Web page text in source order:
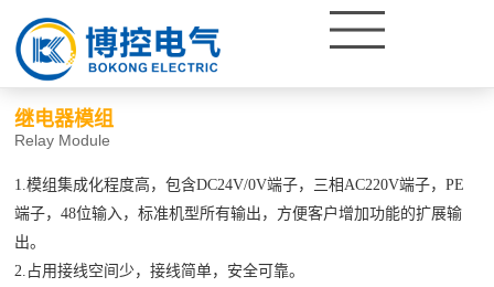
继电器模组 面板 配盘图
继电器模组
Relay Module
1.模组集成化程度高，包含DC24V/0V端子，三相AC220V端子，PE
端子，48位输入，标准机型所有输出，方便客户增加功能的扩展输
出。
2.占用接线空间少，接线简单，安全可靠。